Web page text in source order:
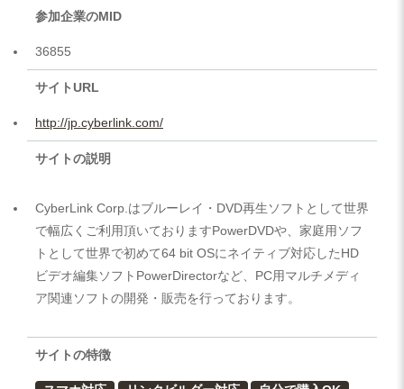
参加企業のMID
36855
サイトURL
http://jp.cyberlink.com/
サイトの説明
CyberLink Corp.はブルーレイ・DVD再生ソフトとして世界
で幅広くご利用頂いておりますPowerDVDや、家庭用ソフ
トとして世界で初めて64 bit OSにネイティブ対応したHD
ビデオ編集ソフトPowerDirectorなど、PC用マルチメディ
ア関連ソフトの開発・販売を行っております。
サイトの特徴